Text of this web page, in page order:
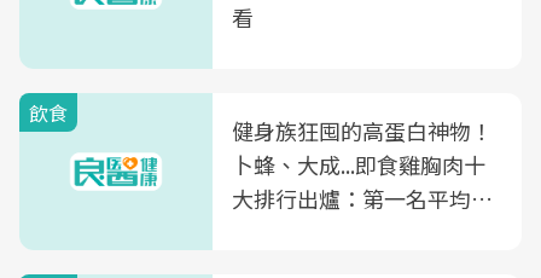
看
飲食
健身族狂囤的高蛋白神物！
卜蜂、大成...即食雞胸肉十
大排行出爐：第一名平均一